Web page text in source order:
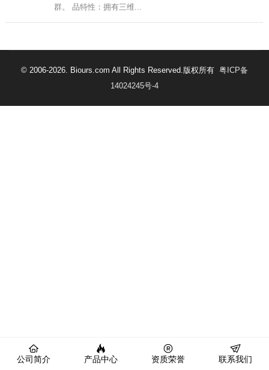
群。 品特性：拥有三维...
© 2006-2026. Biours.com All Rights Reserved.版权所有 粤ICP备
14024245号-4
公司简介 产品中心 资质荣誉 联系我们